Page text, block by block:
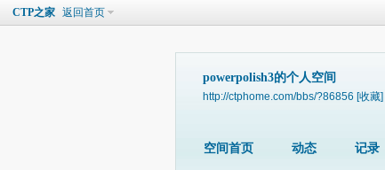
CTP之家 返回首页
powerpolish3的个人空间
http://ctphome.com/bbs/?86856 [收藏]
空间首页 动态 记录